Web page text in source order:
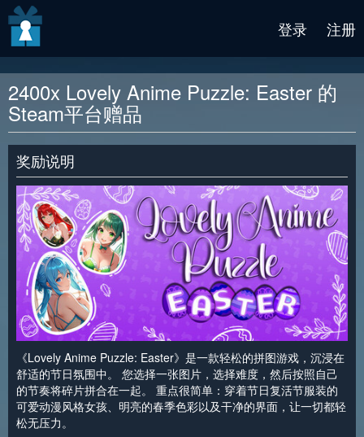
登录 注册
2400x Lovely Anime Puzzle: Easter 的
Steam平台赠品
奖励说明
《Lovely Anime Puzzle: Easter》是一款轻松的拼图游戏，沉浸在
舒适的节日氛围中。 您选择一张图片，选择难度，然后按照自己
的节奏将碎片拼合在一起。 重点很简单：穿着节日复活节服装的
可爱动漫风格女孩、明亮的春季色彩以及干净的界面，让一切都轻
松无压力。